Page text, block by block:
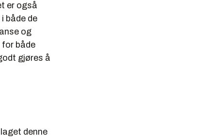
er også
både de
og
for både
gjøres å
denne